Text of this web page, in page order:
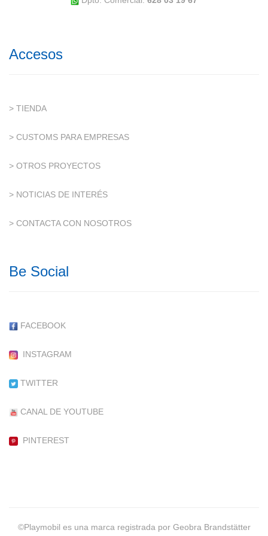
Accesos
> TIENDA
> CUSTOMS PARA EMPRESAS
> OTROS PROYECTOS
> NOTICIAS DE INTERÉS
> CONTACTA CON NOSOTROS
Be Social
FACEBOOK
INSTAGRAM
TWITTER
CANAL DE YOUTUBE
PINTEREST
©Playmobil es una marca registrada por Geobra Brandstätter